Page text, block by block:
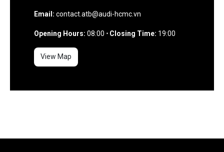
Email: contact.atb@audi-hcmc.vn
Opening Hours: 08:00 ⋅ Closing Time: 19:00
View Map